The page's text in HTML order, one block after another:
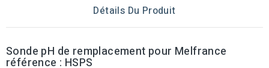
Détails Du Produit
Sonde pH de remplacement pour Melfrance
référence : HSPS